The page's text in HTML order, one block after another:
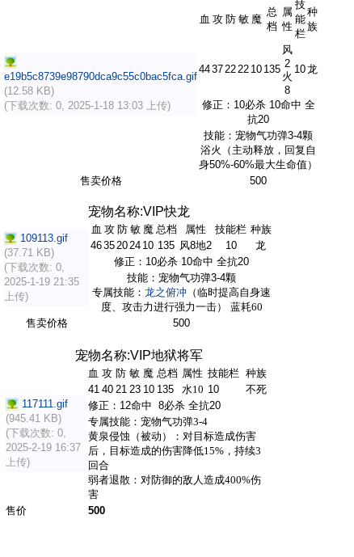
e19b5c8739e98790dca9c55c0bac5fca.gif
(12.58 KB)
(下载次数: 0, 2025-1-18 13:03 上传)
血 攻 防 敏 魔
总
档
属
性
技
能
栏
种
族
44372222 10 135
风
2
火
8
10龙
修正：10必杀 10命中 全
抗20
技能：宠物气功弹3-4颗
浴火（主动释放，回复自
身50%-60%最大生命值）
售卖价格
500
宠物名称:VIP快龙
109113.gif
(37.71 KB)
(下载次数: 0,
2025-1-19 21:35
上传)
血 攻 防 敏 魔 总档 属性 技能栏 种族
46352024 10 135 风8地2 10
龙
修正：10必杀 10命中 全抗20
技能：宠物气功弹3-4颗
专属技能： 龙之俯冲 （临时提高自身速
度、攻击力进行强力一击） 蓝耗60
售卖价格
500
宠物名称:VIP地狱将军
117111.gif
(945.41 KB)
(下载次数: 0,
2025-2-19 16:37
上传)
血 攻 防 敏 魔 总档 属性 技能栏 种族
41 40 21 23 10 135 水10 10
不死
修正：12命中 8必杀 全抗20
专属技能 ：宠物气功弹3-4
黄泉侵蚀（被动）：对目标造成伤害
后，目标造成的伤害降低15%，持续3
回合
弱者退散：对防御的敌人造成400%伤
害
售价
500